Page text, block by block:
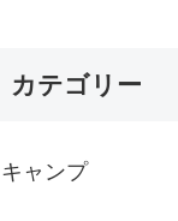
カテゴリー
キャンプ